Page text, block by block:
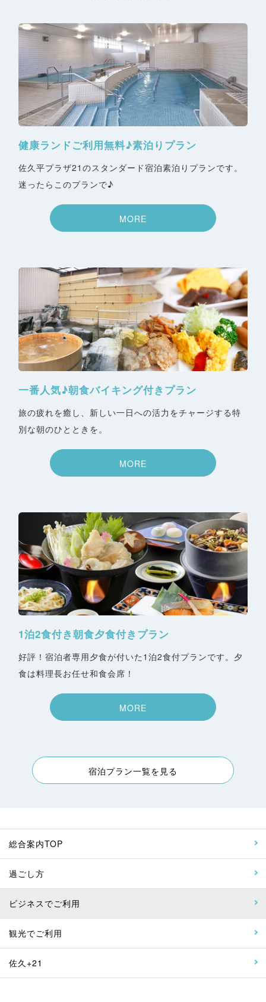
健康ランドご利用無料♪素泊りプラン
佐久平プラザ21のスタンダード宿泊素泊りプランです。
迷ったらこのプランで♪
MORE
一番人気♪朝食バイキング付きプラン
旅の疲れを癒し、新しい一日への活力をチャージする特
別な朝のひとときを。
MORE
1泊2食付き朝食夕食付きプラン
好評！宿泊者専用夕食が付いた1泊2食付プランです。夕
食は料理長お任せ和食会席！
MORE
宿泊プラン一覧を見る
総合案内TOP
過ごし方
ビジネスでご利用
観光でご利用
佐久+21